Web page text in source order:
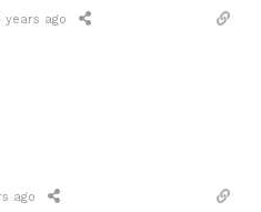
years ago
ago